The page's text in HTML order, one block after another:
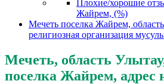
Плохие/хорошие
Жайрем, (%)
Мечеть поселка Жайрем,
религиозная организация
Мечеть, область
поселка Жайрем, адрес